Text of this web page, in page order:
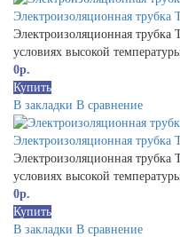
Электроизоляционная
Электроизоляционная
условиях высокой
0р.
Купить
В закладки В сравнение
Электроизоляционная
Электроизоляционная
условиях высокой
0р.
Купить
В закладки В сравнение